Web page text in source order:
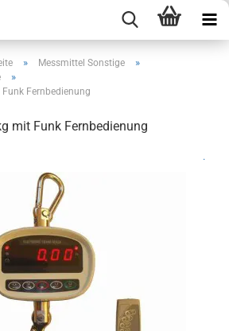
» Messmittel Sonstige »
»
Fernbedienung
mit Funk Fernbedienung
.